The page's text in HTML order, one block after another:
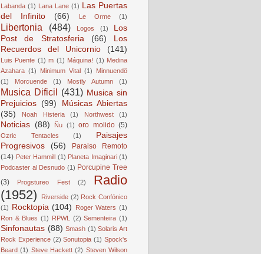
Labanda (1) Lana Lane (1) Las Puertas
del Infinito
(66) Le Orme (1)
Libertonia (484) Logos (1)
Los
Post de Stratosferia
(66)
Los
Recuerdos del Unicornio
(141)
Luis Puente (1) m (1) Máquina! (1) Medina
Azahara (1) Minimum Vital (1)
Minnuendö
(1)
Morcuende (1) Mostly Autumn (1)
Musica Dificil (431) Musica sin
Prejuicios (99)
Músicas Abiertas
(35)
Noah Histeria (1) Northwest (1)
Noticias (88) Ñu (1) oro molido (5)
Ozric Tentacles (1)
Paisajes
Progresivos
(56)
Paraiso Remoto
(14) Peter Hammill (1) Planeta Imaginari (1)
Podcaster al Desnudo (1) Porcupine Tree
(3)
Progstureo Fest (2)
Radio
(1952)
Riverside (2) Rock Confónico
(1) Rocktopia (104) Roger Waters (1)
Ron & Blues (1) RPWL (2) Sementeira (1)
Sinfonautas (88) Smash (1) Solaris Art
Rock Experience (2) Sonutopia (1) Spock's
Beard (1) Steve Hackett (2) Steven Wilson